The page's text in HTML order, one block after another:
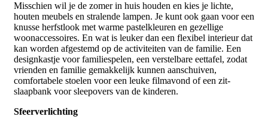
Misschien wil je de zomer in huis houden en kies je lichte,
houten meubels en stralende lampen. Je kunt ook gaan voor een
knusse herfstlook met warme pastelkleuren en gezellige
woonaccessoires. En wat is leuker dan een flexibel interieur dat
kan worden afgestemd op de activiteiten van de familie. Een
designkastje voor familiespelen, een verstelbare eettafel, zodat
vrienden en familie gemakkelijk kunnen aanschuiven,
comfortabele stoelen voor een leuke filmavond of een zit-
slaapbank voor sleepovers van de kinderen.
Sfeerverlichting